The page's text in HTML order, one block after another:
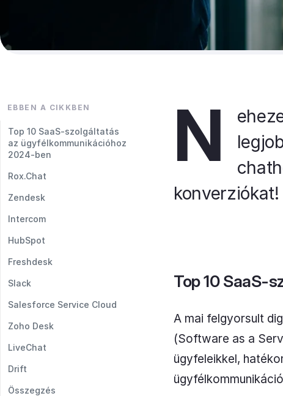
EBBEN A CIKKBEN
Top 10 SaaS-szolgáltatás
az ügyfélkommunikációhoz
2024-ben
Rox.Chat
Zendesk
Intercom
HubSpot
Freshdesk
Slack
Salesforce Service Cloud
Zoho Desk
LiveChat
Drift
Összegzés
N
konverziókat!
Top 10 SaaS-
A mai felgyorsult
(Software as a
ügyfeleikkel,